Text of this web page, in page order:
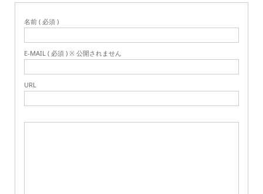
名前 ( 必須 )
E-MAIL ( 必須 ) ※ 公開されません
URL